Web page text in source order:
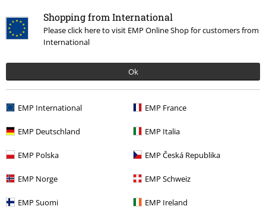
Shopping from International
Please click here to visit EMP Online Shop for customers from
International
Ok
EMP International EMP France
EMP Deutschland EMP Italia
EMP Polska EMP Česká Republika
EMP Norge EMP Schweiz
EMP Suomi EMP Ireland
Vrácení zboží
Všeobecné informace o velikostech
Zrušit členství v BSC
Způsoby platby